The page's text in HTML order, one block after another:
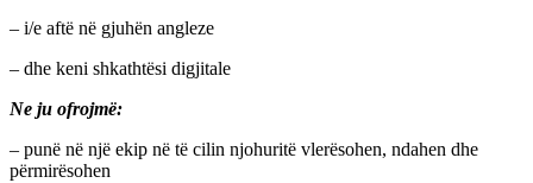
– i/e aftë në gjuhën angleze
– dhe keni shkathtësi digjitale
Ne ju ofrojmë:
– punë në një ekip në të cilin njohuritë vlerësohen, ndahen dhe
përmirësohen